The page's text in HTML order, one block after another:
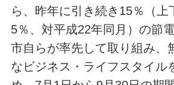
ら、昨年に引き続き15％（上
5％、対平成22年同月）の節
市自らが率先して取り組み、
なビジネス・ライフスタイル